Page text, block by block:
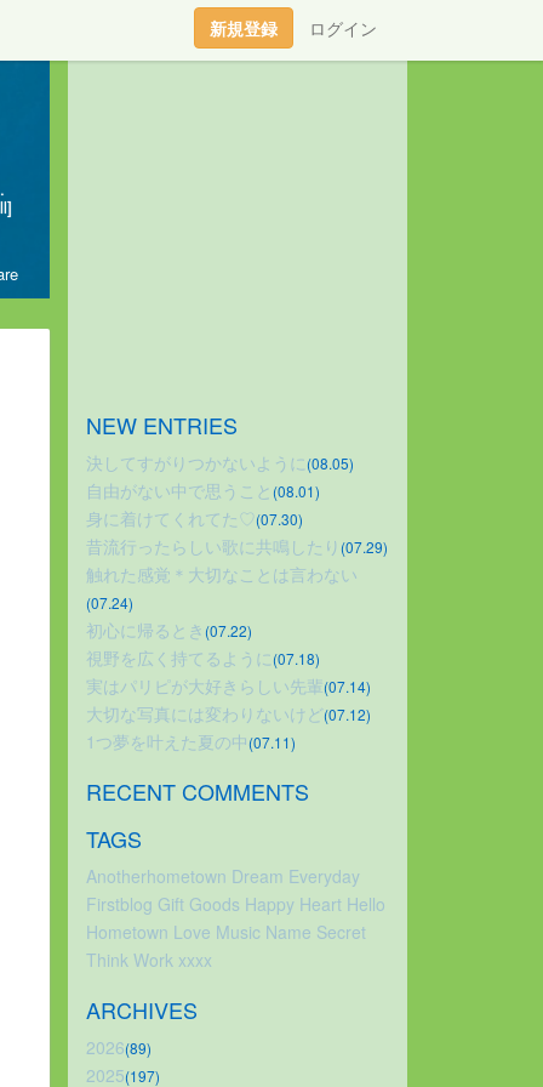
新規登録 ログイン
もそんな特別な人と家族になりたい。
NEW ENTRIES
決してすがりつかないように(08.05)
自由がない中で思うこと (08.01)
身に着けてくれてた♡(07.30)
昔流行ったらしい歌に共鳴したり (07.29)
触れた感覚＊大切なことは言わない
(07.24)
初心に帰るとき (07.22)
視野を広く持てるように(07.18)
実はパリピが大好きらしい先輩(07.14)
大切な写真には変わりないけど(07.12)
1つ夢を叶えた夏の中(07.11)
RECENT COMMENTS
TAGS
Anotherhometown Dream Everyday
Firstblog Gift Goods Happy Heart Hello
Hometown Love Music Name Secret
Think Work xxxx
ARCHIVES
2026(89)
2025(197)